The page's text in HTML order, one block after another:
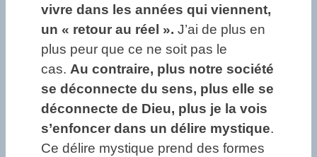
vivre dans les années qui viennent,
un « retour au réel ». J’ai de plus en
plus peur que ce ne soit pas le
cas. Au contraire, plus notre société
se déconnecte du sens, plus elle se
déconnecte de Dieu, plus je la vois
s’enfoncer dans un délire mystique.
Ce délire mystique prend des formes